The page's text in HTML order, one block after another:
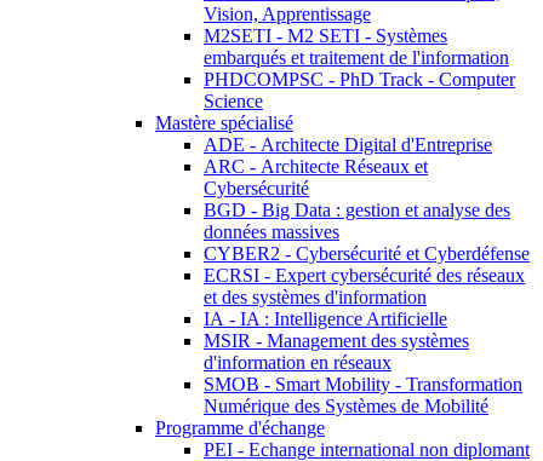
Vision, Apprentissage
M2SETI - M2 SETI - Systèmes
embarqués et traitement de l'information
PHDCOMPSC - PhD Track - Computer
Science
Mastère spécialisé
ADE - Architecte Digital d'Entreprise
ARC - Architecte Réseaux et
Cybersécurité
BGD - Big Data : gestion et analyse des
données massives
CYBER2 - Cybersécurité et Cyberdéfense
ECRSI - Expert cybersécurité des réseaux
et des systèmes d'information
IA - IA : Intelligence Artificielle
MSIR - Management des systèmes
d'information en réseaux
SMOB - Smart Mobility - Transformation
Numérique des Systèmes de Mobilité
Programme d'échange
PEI - Echange international non diplomant